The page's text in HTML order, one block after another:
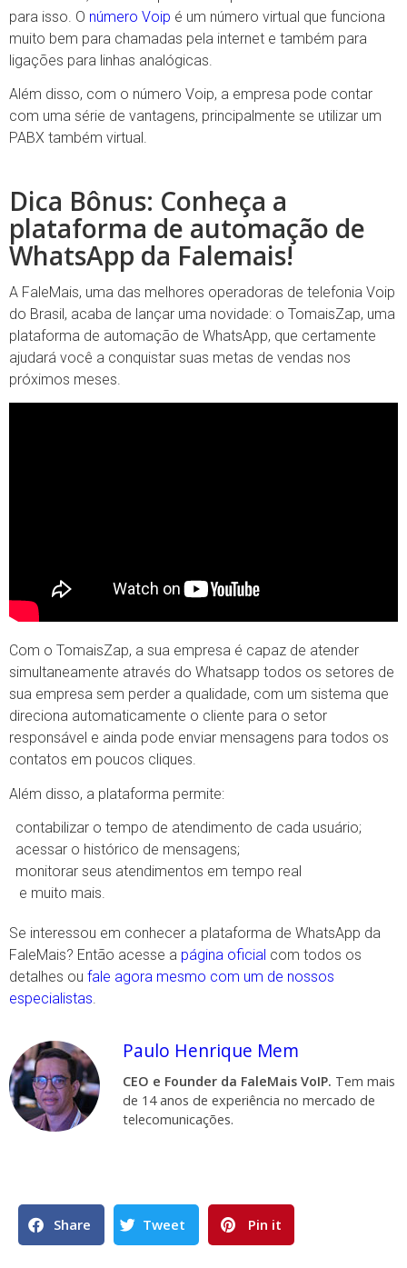
para isso. O número Voip é um número virtual que funciona
muito bem para chamadas pela internet e também para
ligações para linhas analógicas.
Além disso, com o número Voip, a empresa pode contar
com uma série de vantagens, principalmente se utilizar um
PABX também virtual.
Dica Bônus: Conheça a
plataforma de automação de
WhatsApp da Falemais!
A FaleMais, uma das melhores operadoras de telefonia Voip
do Brasil, acaba de lançar uma novidade: o TomaisZap, uma
plataforma de automação de WhatsApp, que certamente
ajudará você a conquistar suas metas de vendas nos
próximos meses.
Com o TomaisZap, a sua empresa é capaz de atender
simultaneamente através do Whatsapp todos os setores de
sua empresa sem perder a qualidade, com um sistema que
direciona automaticamente o cliente para o setor
responsável e ainda pode enviar mensagens para todos os
contatos em poucos cliques.
Além disso, a plataforma permite:
contabilizar o tempo de atendimento de cada usuário;
acessar o histórico de mensagens;
monitorar seus atendimentos em tempo real
e muito mais.
Se interessou em conhecer a plataforma de WhatsApp da
FaleMais? Então acesse a página oficial com todos os
detalhes ou fale agora mesmo com um de nossos
especialistas.
Paulo Henrique Mem
CEO e Founder da FaleMais VoIP. Tem mais
de 14 anos de experiência no mercado de
telecomunicações.
Share Tweet Pin it